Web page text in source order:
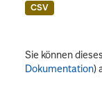
CSV
Sie können
Dokumentation)